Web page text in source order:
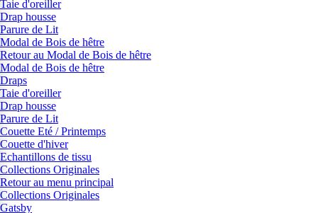
Taie d'oreiller
Drap housse
Parure de Lit
Modal de Bois de hêtre
Retour au Modal de Bois de hêtre
Modal de Bois de hêtre
Draps
Taie d'oreiller
Drap housse
Parure de Lit
Couette Eté / Printemps
Couette d'hiver
Echantillons de tissu
Collections Originales
Retour au menu principal
Collections Originales
Gatsby